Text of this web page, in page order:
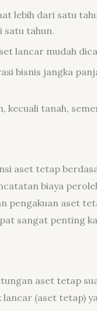
lebih dari satu
satu tahun.
lancar mudah
bisnis jangka
kecuali tanah,
aset tetap
biaya
pengakuan aset
sangat penting
aset tetap
(aset tetap)